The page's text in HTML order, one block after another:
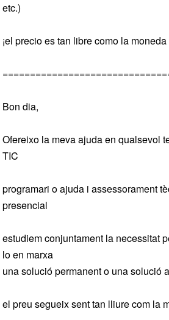
etc.)
¡el precio es tan libre como la moneda
Bon dia,
Ofereixo la meva ajuda en qualsevol
TIC
programari o ajuda i assessorament
presencial
estudiem conjuntament la necessitat
lo en marxa
una solució permanent o una solució
el preu segueix sent tan lliure com la